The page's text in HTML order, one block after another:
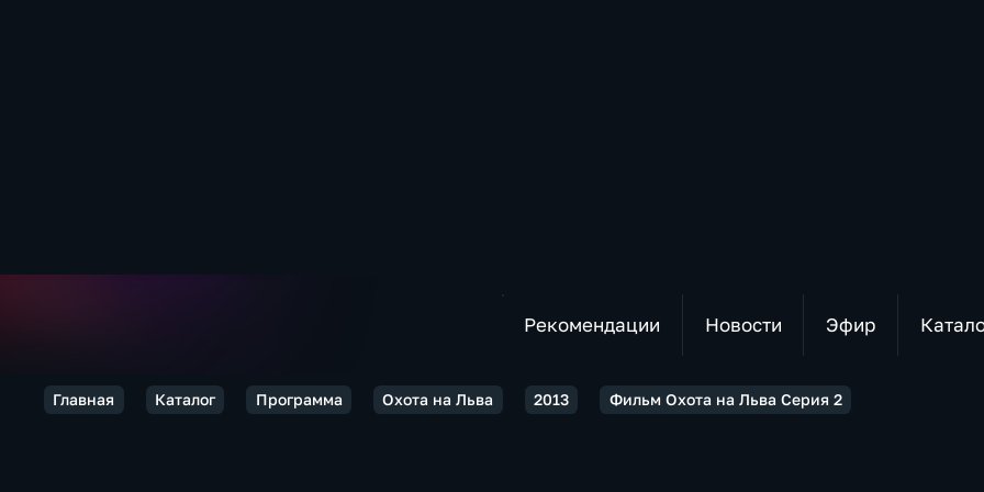
Рекомендации Новости Эфир
Главная Каталог Программа Охота на Льва 2013 Фильм Охота на Льва Серия 2